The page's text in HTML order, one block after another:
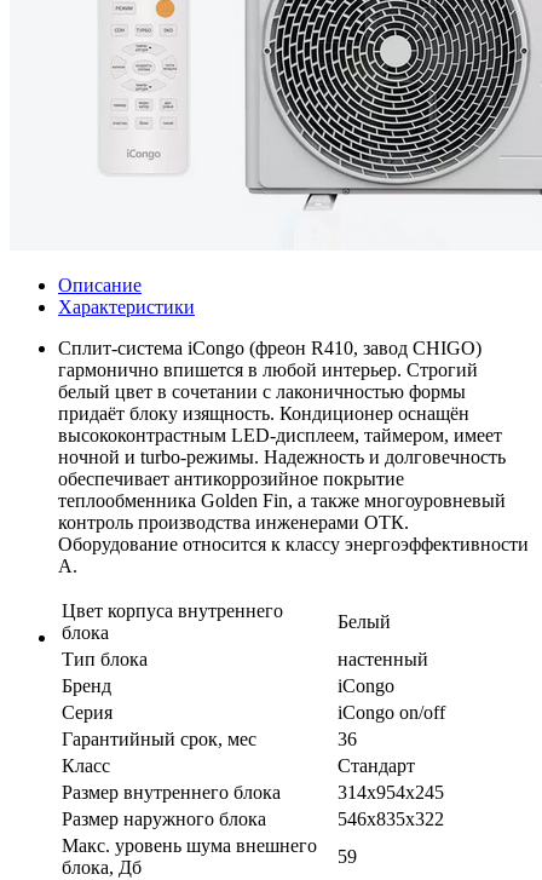
Описание
Характеристики
Сплит-система iCongo (фреон R410, завод CHIGO)
гармонично впишется в любой интерьер. Строгий
белый цвет в сочетании с лаконичностью формы
придаёт блоку изящность. Кондиционер оснащён
высококонтрастным LED-дисплеем, таймером, имеет
ночной и turbo-режимы. Надежность и долговечность
обеспечивает антикоррозийное покрытие
теплообменника Golden Fin, а также многоуровневый
контроль производства инженерами ОТК.
Оборудование относится к классу энергоэффективности
А.
Цвет корпуса внутреннего
блока
Белый
Тип блока
настенный
Бренд
iCongo
Серия
iCongo on/off
Гарантийный срок, мес
36
Класс
Стандарт
Размер внутреннего блока
314x954x245
Размер наружного блока
546x835x322
Макс. уровень шума внешнего
блока, Дб
59